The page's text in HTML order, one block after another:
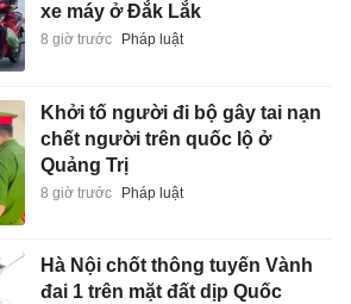
xe máy ở Đắk Lắk
8 giờ trước Pháp luật
Khởi tố người đi bộ gây tai nạn
chết người trên quốc lộ ở
Quảng Trị
8 giờ trước Pháp luật
Hà Nội chốt thông tuyến Vành
đai 1 trên mặt đất dịp Quốc